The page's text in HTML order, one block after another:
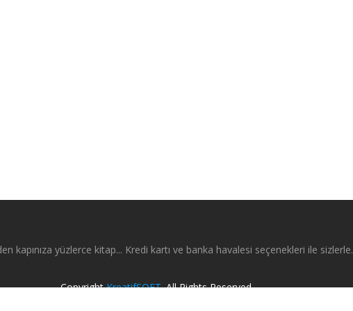
kapınıza yüzlerce kitap... Kredi kartı ve banka havalesi seçenekleri ile sizlerle.
CopyrightKreatifSOFT. All Rights Reserved